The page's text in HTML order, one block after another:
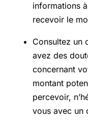
informations
recevoir le
Consultez un
avez des
concernant
montant
percevoir,
vous avec un